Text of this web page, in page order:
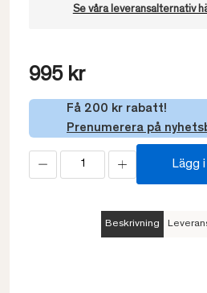
Se våra leveransalternativ
995 kr
Få 200 kr rabatt!
Prenumerera på
Lägg
Beskrivning